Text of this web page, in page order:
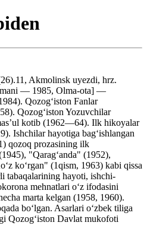
Akmolinsk uyezdi, hrz.
— 1985, Olma-ota] —
Qozogʻiston Fanlar
Qozogʻiston Yozuvchilar
kotib (1962—64). Ilk hikoyalar
Ishchilar hayotiga bagʻishlangan
qozoq prozasining ilk
"Qaragʻanda" (1952),
koʻrgan" (1qism, 1963) kabi qissa
tabaqalarining hayoti, ishchi-
mehnatlari oʻz ifodasini
marta kelgan (1958, 1960).
boʻlgan. Asarlari oʻzbek tiliga
Qozogʻiston Davlat mukofoti